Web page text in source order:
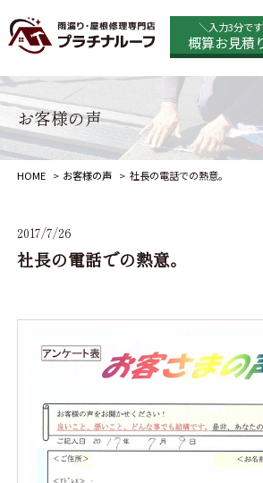
＼入力3分で
概算お見積
お客様の声
HOME お客様の声 社長の電話での熱意。
2017/7/26
社長の電話での熱意。